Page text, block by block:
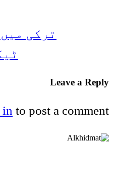
Leave a Reply
in to post a comment.